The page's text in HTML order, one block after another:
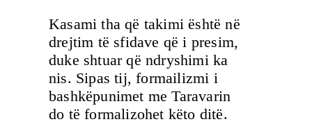
Kasami tha që takimi është në
drejtim të sfidave që i presim,
duke shtuar që ndryshimi ka
nis. Sipas tij, formailizmi i
bashkëpunimet me Taravarin
do të formalizohet këto ditë.